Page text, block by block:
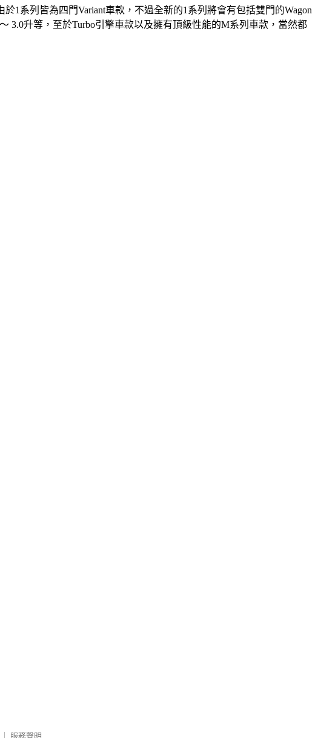
1系列皆為四門Variant車款，不過全新的1系列將會有包括雙門的Wagon
3.0升等，至於Turbo引擎車款以及擁有頂級性能的M系列車款，當然都
服務聲明